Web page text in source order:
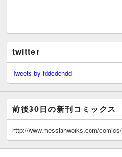
twitter
Tweets by fddcddhdd
前後30日の新刊コミックス
http://www.messiahworks.com/comics/